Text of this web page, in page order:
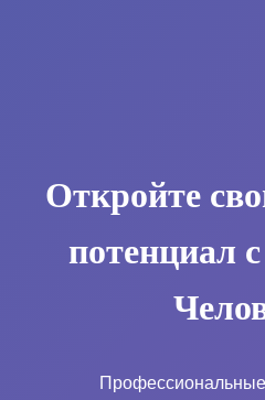
Откройте
потенциал
Профессиональные